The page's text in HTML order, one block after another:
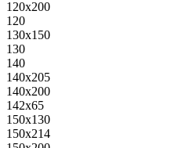
120х200
120
130х150
130
140
140х205
140х200
142х65
150х130
150х214